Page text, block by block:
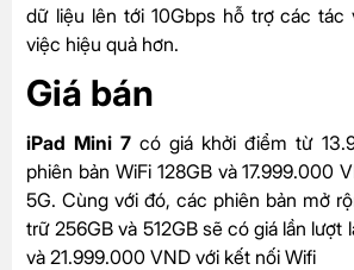
dữ liệu lên tới 10Gbps hỗ trợ các tác
việc hiệu quả hơn.
Giá bán
iPad Mini 7 có giá khởi điểm từ
phiên bản WiFi 128GB và 17.999.000
5G. Cùng với đó, các phiên bản mở
trữ 256GB và 512GB sẽ có giá lần lượt
và 21.999.000 VND với kết nối Wifi